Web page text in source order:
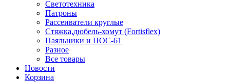
Светотехника
Патроны
Рассеиватели круглые
Стяжка,дюбель-хомут (Fortisflex)
Паяльники и ПОС-61
Разное
Все товары
Новости
Корзина